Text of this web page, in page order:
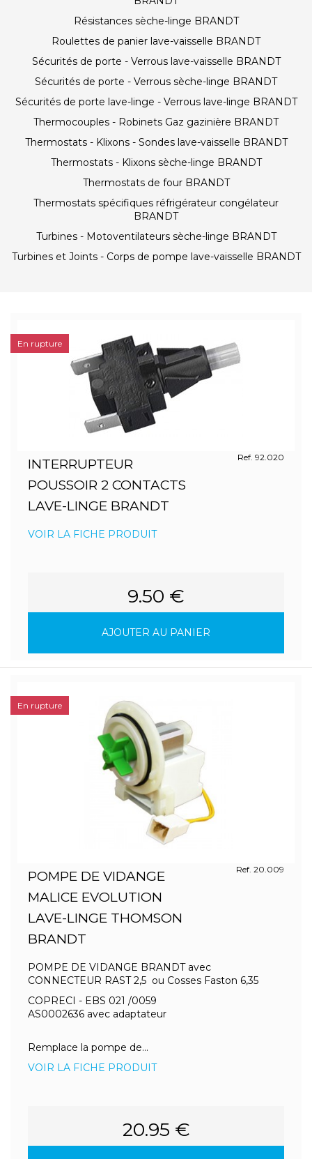
Résistances sèche-linge BRANDT
Roulettes de panier lave-vaisselle BRANDT
Sécurités de porte - Verrous lave-vaisselle BRANDT
Sécurités de porte - Verrous sèche-linge BRANDT
Sécurités de porte lave-linge - Verrous lave-linge BRANDT
Thermocouples - Robinets Gaz gazinière BRANDT
Thermostats - Klixons - Sondes lave-vaisselle BRANDT
Thermostats - Klixons sèche-linge BRANDT
Thermostats de four BRANDT
Thermostats spécifiques réfrigérateur congélateur
BRANDT
Turbines - Motoventilateurs sèche-linge BRANDT
Turbines et Joints - Corps de pompe lave-vaisselle BRANDT
INTERRUPTEUR
POUSSOIR 2 CONTACTS
LAVE-LINGE BRANDT
Ref. 92.020
VOIR LA FICHE PRODUIT
9.50 €
AJOUTER AU PANIER
En rupture
POMPE DE VIDANGE
MALICE EVOLUTION
LAVE-LINGE THOMSON
BRANDT
Ref. 20.009
POMPE DE VIDANGE BRANDT avec
CONNECTEUR RAST 2,5 ou Cosses Faston 6,35
COPRECI - EBS 021 /0059
AS0002636 avec adaptateur
Remplace la pompe de...
VOIR LA FICHE PRODUIT
20.95 €
En rupture